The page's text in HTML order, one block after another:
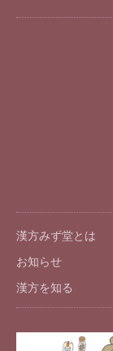
漢方みず堂とは
お知らせ
漢方を知る